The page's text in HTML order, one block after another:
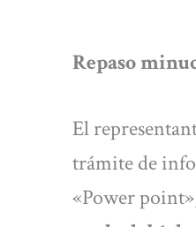
Repaso
El
trámite de
«Power